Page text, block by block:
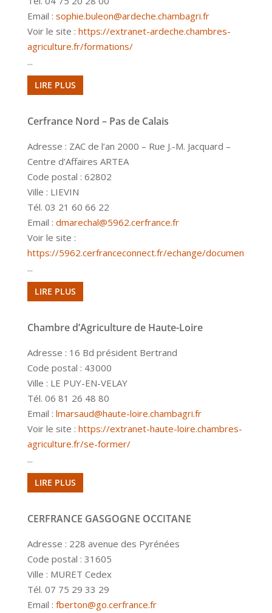
Email : sophie.buleon@ardeche.chambagri.fr
Voir le site : https://extranet-ardeche.chambres-
agriculture.fr/formations/
...
LIRE PLUS
Cerfrance Nord – Pas de Calais
Adresse : ZAC de l’an 2000 – Rue J.-M. Jacquard –
Centre d’Affaires ARTEA
Code postal : 62802
Ville : LIEVIN
Tél. 03 21 60 66 22
Email : dmarechal@5962.cerfrance.fr
Voir le site :
https://5962.cerfranceconnect.fr/echange/documents/
...
LIRE PLUS
Chambre d’Agriculture de Haute-Loire
Adresse : 16 Bd président Bertrand
Code postal : 43000
Ville : LE PUY-EN-VELAY
Tél. 06 81 26 48 80
Email : lmarsaud@haute-loire.chambagri.fr
Voir le site : https://extranet-haute-loire.chambres-
agriculture.fr/se-former/
...
LIRE PLUS
CERFRANCE GASGOGNE OCCITANE
Adresse : 228 avenue des Pyrénées
Code postal : 31605
Ville : MURET Cedex
Tél. 07 75 29 33 29
Email : fberton@go.cerfrance.fr